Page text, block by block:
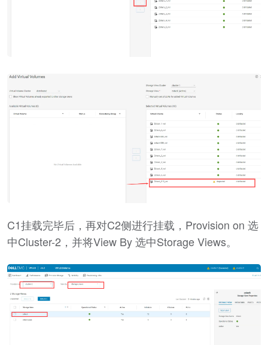
C1挂载完毕后，再对C2侧进行挂载，Provision on 选
中Cluster-2，并将View By 选中Storage Views。